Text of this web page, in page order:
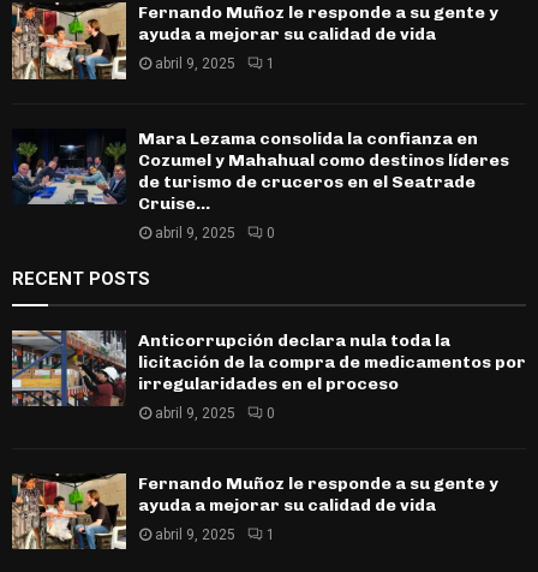
Fernando Muñoz le responde a su gente y
ayuda a mejorar su calidad de vida
abril 9, 2025 1
Mara Lezama consolida la confianza en
Cozumel y Mahahual como destinos líderes
de turismo de cruceros en el Seatrade
Cruise...
abril 9, 2025 0
RECENT POSTS
Anticorrupción declara nula toda la
licitación de la compra de medicamentos por
irregularidades en el proceso
abril 9, 2025 0
Fernando Muñoz le responde a su gente y
ayuda a mejorar su calidad de vida
abril 9, 2025 1